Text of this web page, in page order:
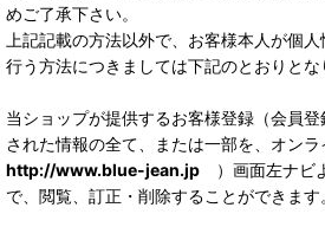
めご了承下さい。
上記記載の方法以外で、お客様本人が個
行う方法につきましては下記のとおりとな
当ショップが提供するお客様登録（会員
された情報の全て、または一部を、オン
http://www.blue-jean.jp ）画面左ナビ
で、閲覧、訂正・削除することができます